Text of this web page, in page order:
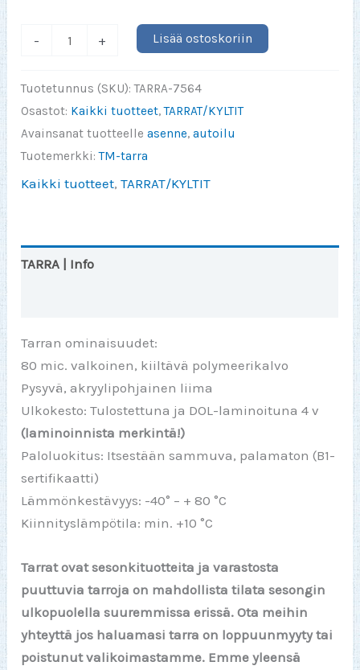
-
VAROITUS
määrä
+ Lisää ostoskoriin
Tuotetunnus (SKU):TARRA-7564
Osastot: Kaikki tuotteet,TARRAT/KYLTIT
Avainsanat tuotteelleasenne,autoilu
Tuotemerkki:TM-tarra
Kaikki tuotteet,TARRAT/KYLTIT
TARRA | Info
Tarran ominaisuudet:
80 mic. valkoinen, kiiltävä polymeerikalvo
Pysyvä, akryylipohjainen liima
Ulkokesto: Tulostettuna ja DOL-laminoituna 4 v
(laminoinnista merkintä!)
Paloluokitus: Itsestään sammuva, palamaton (B1-
sertifikaatti)
Lämmönkestävyys: -40° – + 80 °C
Kiinnityslämpötila: min. +10 °C
Tarrat ovat sesonkituotteita ja varastosta
puuttuvia tarroja on mahdollista tilata sesongin
ulkopuolella suuremmissa erissä. Ota meihin
yhteyttä jos haluamasi tarra on loppuunmyyty tai
poistunut valikoimastamme. Emme yleensä